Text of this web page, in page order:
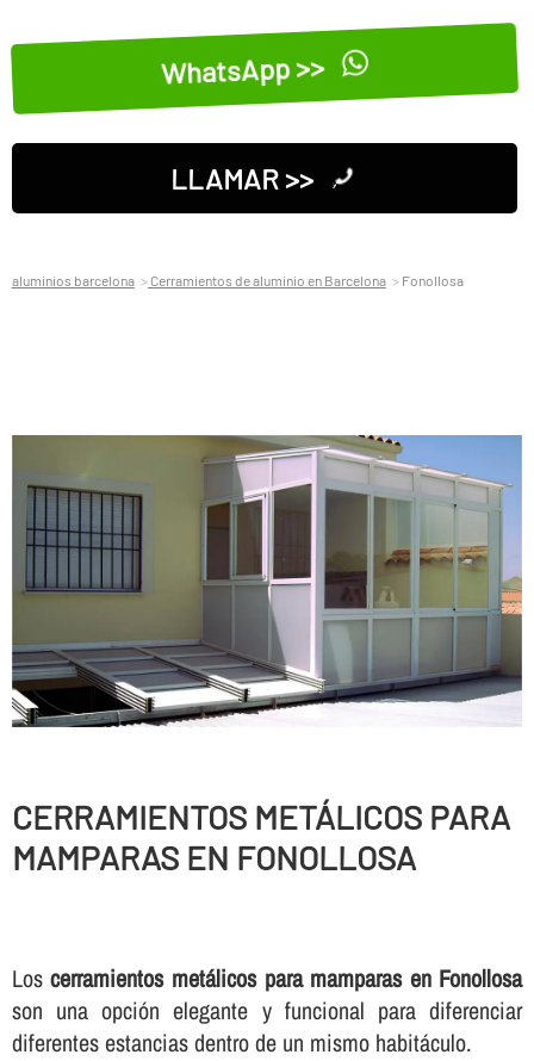
WhatsApp >>
LLAMAR >>
aluminios barcelona Cerramientos de aluminio en Barcelona Fonollosa
CERRAMIENTOS METÁLICOS PARA
MAMPARAS EN FONOLLOSA
Loscerramientos metálicos para mamparas en Fonollosa
son una opción elegante y funcional para diferenciar
diferentes estancias dentro de un mismo habitáculo.